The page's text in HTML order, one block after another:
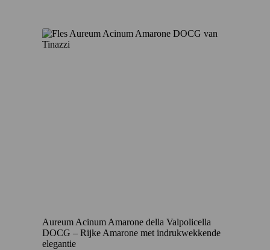
Aureum Acinum Amarone della Valpolicella
DOCG – Rijke Amarone met indrukwekkende
elegantie